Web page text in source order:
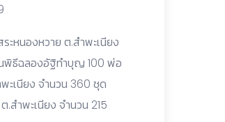
ะหนองหวาย ต.สำพะเนียง
นพิธีฉลองอัฐิทำบุญ 100 พ่อ
ะเนียง จำนวน 360 ชุด
.สำพะเนียง จำนวน 215